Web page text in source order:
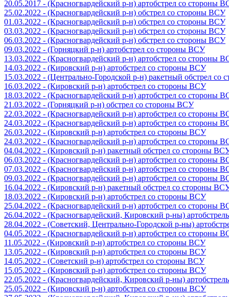
20.05.2017 - (Красногвардейский р-н) артобстрел со стороны
25.02.2022 - (Красногвардейский р-н) обстрел со стороны ВСУ
01.03.2022 - (Красногвардейский р-н) обстрел со стороны ВСУ
03.03.2022 - (Красногвардейский р-н) обстрел со стороны ВСУ
06.03.2022 - (Красногвардейский р-н) обстрел со стороны ВСУ
09.03.2022 - (Горняцкий р-н) артобстрел со стороны ВСУ
13.03.2022 - (Красногвардейский р-н) артобстрел со стороны
14.03.2022 - (Кировский р-н) артобстрел со стороны ВСУ
15.03.2022 - (Центрально-Городской р-н) ракетный обстрел со
16.03.2022 - (Кировский р-н) артобстрел со стороны ВСУ
18.03.2022 - (Красногвардейский р-н) артобстрел со стороны
21.03.2022 - (Горняцкий р-н) обстрел со стороны ВСУ
22.03.2022 - (Красногвардейский р-н) артобстрел со стороны
24.03.2022 - (Красногвардейский р-н) артобстрел со стороны
26.03.2022 - (Кировский р-н) артобстрел со стороны ВСУ
24.03.2022 - (Красногвардейский р-н) артобстрел со стороны
04.04.2022 - (Кировский р-н) ракетный обстрел со стороны
06.03.2022 - (Красногвардейский р-н) артобстрел со стороны
07.03.2022 - (Красногвардейский р-н) артобстрел со стороны
09.03.2022 - (Красногвардейский р-н) артобстрел со стороны
16.04.2022 - (Кировский р-н) ракетный обстрел со стороны
18.03.2022 - (Кировский р-н) артобстрел со стороны ВСУ
25.04.2022 - (Красногвардейский р-н) артобстрел со стороны
26.04.2022 - (Красногвардейский, Кировский р-ны)
28.04.2022 - (Советский, Центрально-Городской р-ны)
04.05.2022 - (Красногвардейский р-н) артобстрел со стороны
11.05.2022 - (Кировский р-н) артобстрел со стороны ВСУ
13.05.2022 - (Кировский р-н) артобстрел со стороны ВСУ
14.05.2022 - (Советский р-н) артобстрел со стороны ВСУ
15.05.2022 - (Кировский р-н) артобстрел со стороны ВСУ
22.05.2022 - (Красногвардейский, Кировский р-ны)
25.05.2022 - (Кировский р-н) артобстрел со стороны ВСУ